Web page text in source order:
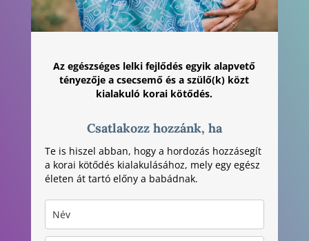
Az egészséges lelki fejlődés egyik alapvető
tényezője a csecsemő és a szülő(k) közt
kialakuló korai kötődés.
Csatlakozz hozzánk, ha
Te is hiszel abban, hogy a hordozás hozzásegít
a korai kötődés kialakulásához, mely egy egész
életen át tartó előny a babádnak.